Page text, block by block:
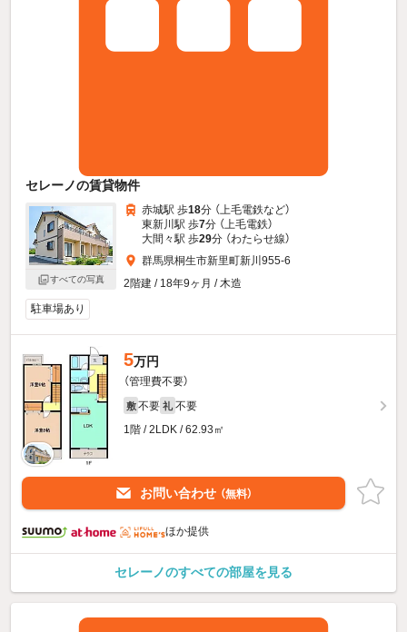
セレーノの賃貸物件
すべての写真
赤城駅 歩18分 （上毛電鉄など）
東新川駅 歩7分 （上毛電鉄）
大間々駅 歩29分 （わたらせ線）
群馬県桐生市新里町新川955-6
2階建 / 18年9ヶ月 / 木造
駐車場あり
5万円
（管理費不要）
敷 不要 礼 不要
1階 / 2LDK / 62.93㎡
お問い合わせ （無料）
ほか提供
セレーノのすべての部屋を見る